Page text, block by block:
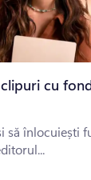
cu
să înlocuiești